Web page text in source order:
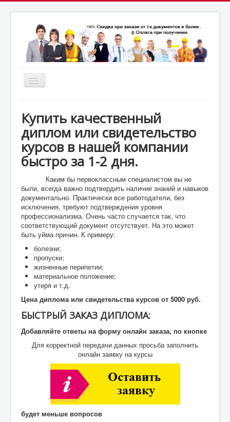
Включить/
СПБ: +7(812)987-53-69
Купить качественный
диплом или свидетельство
курсов в нашей компании
быстро за 1-2 дня.
Каким бы первоклассным специалистом вы не
были, всегда важно подтвердить наличие знаний и навыков
документально. Практически все работодатели, без
исключения, требуют подтверждения уровня
профессионализма. Очень часто случается так, что
соответствующий документ отсутствует. На это может
быть уйма причин. К примеру:
болезни;
пропуски;
жизненные перипетии;
материальное положение;
утеря и т.д.
Цена диплома или свидетельства курсов от 5000 руб.
БЫСТРЫЙ ЗАКАЗ ДИПЛОМА:
Добавляйте ответы на форму онлайн заказа, по кнопке
Для корректной передачи данных просьба заполнить
онлайн заявку на курсы
будет меньше вопросов